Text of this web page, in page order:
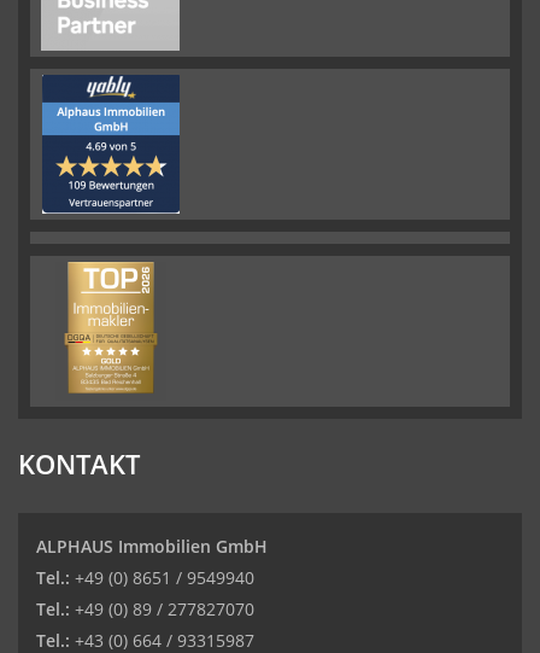
KONTAKT
ALPHAUS Immobilien GmbH
Tel.: +49 (0) 8651 / 9549940
Tel.: +49 (0) 89 / 277827070
Tel.: +43 (0) 664 / 93315987